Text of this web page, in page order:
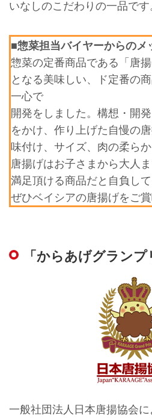
いなしのこだわりの一品です
■惣菜担当バイヤーからのメ
惣菜の定番商品である「唐
となる美味しい、ド定番の
一心で
開発をしました。構想・開
をかけ、作り上げた自慢の唐
味付け、サイズ、肉の柔ら
唐揚げはお子さまから大人
満足頂ける商品だと自負して
ぜひベイシアの唐揚げをご賞
「からあげグラン
一般社団法人日本唐揚協会